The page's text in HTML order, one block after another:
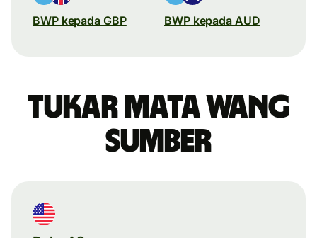
BWP kepada GBP BWP kepada AUD
Tukar mata wang
sumber